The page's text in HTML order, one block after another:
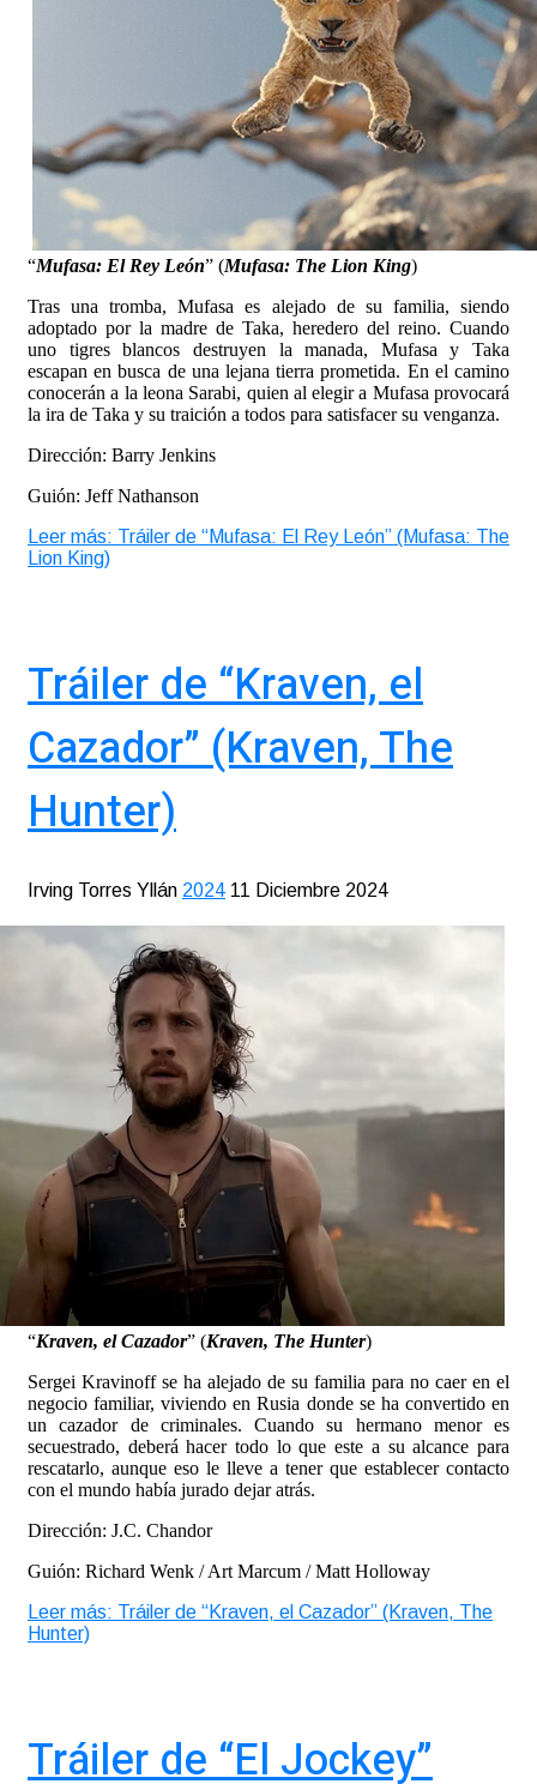
“Mufasa: El Rey León” (Mufasa: The Lion King)
Tras una tromba, Mufasa es alejado de su familia, siendo
adoptado por la madre de Taka, heredero del reino. Cuando
uno tigres blancos destruyen la manada, Mufasa y Taka
escapan en busca de una lejana tierra prometida. En el camino
conocerán a la leona Sarabi, quien al elegir a Mufasa provocará
la ira de Taka y su traición a todos para satisfacer su venganza.
Dirección: Barry Jenkins
Guión: Jeff Nathanson
Leer más: Tráiler de “Mufasa: El Rey León” (Mufasa: The
Lion King)
Tráiler de “Kraven, el
Cazador” (Kraven, The
Hunter)
Irving Torres Yllán 2024 11 Diciembre 2024
“Kraven, el Cazador” (Kraven, The Hunter)
Sergei Kravinoff se ha alejado de su familia para no caer en el
negocio familiar, viviendo en Rusia donde se ha convertido en
un cazador de criminales. Cuando su hermano menor es
secuestrado, deberá hacer todo lo que este a su alcance para
rescatarlo, aunque eso le lleve a tener que establecer contacto
con el mundo había jurado dejar atrás.
Dirección: J.C. Chandor
Guión: Richard Wenk / Art Marcum / Matt Holloway
Leer más: Tráiler de “Kraven, el Cazador” (Kraven, The
Hunter)
Tráiler de “El Jockey”